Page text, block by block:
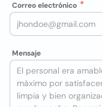
Correo electrónico
Mensaje